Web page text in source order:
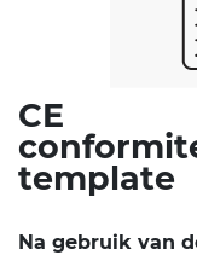
CE
template
Na gebruik van